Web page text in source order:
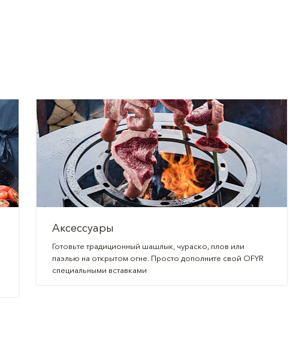
Аксессуары
Готовьте традиционный шашлык, чураско, плов или
паэлью на открытом огне. Просто дополните свой OFYR
специальными вставками